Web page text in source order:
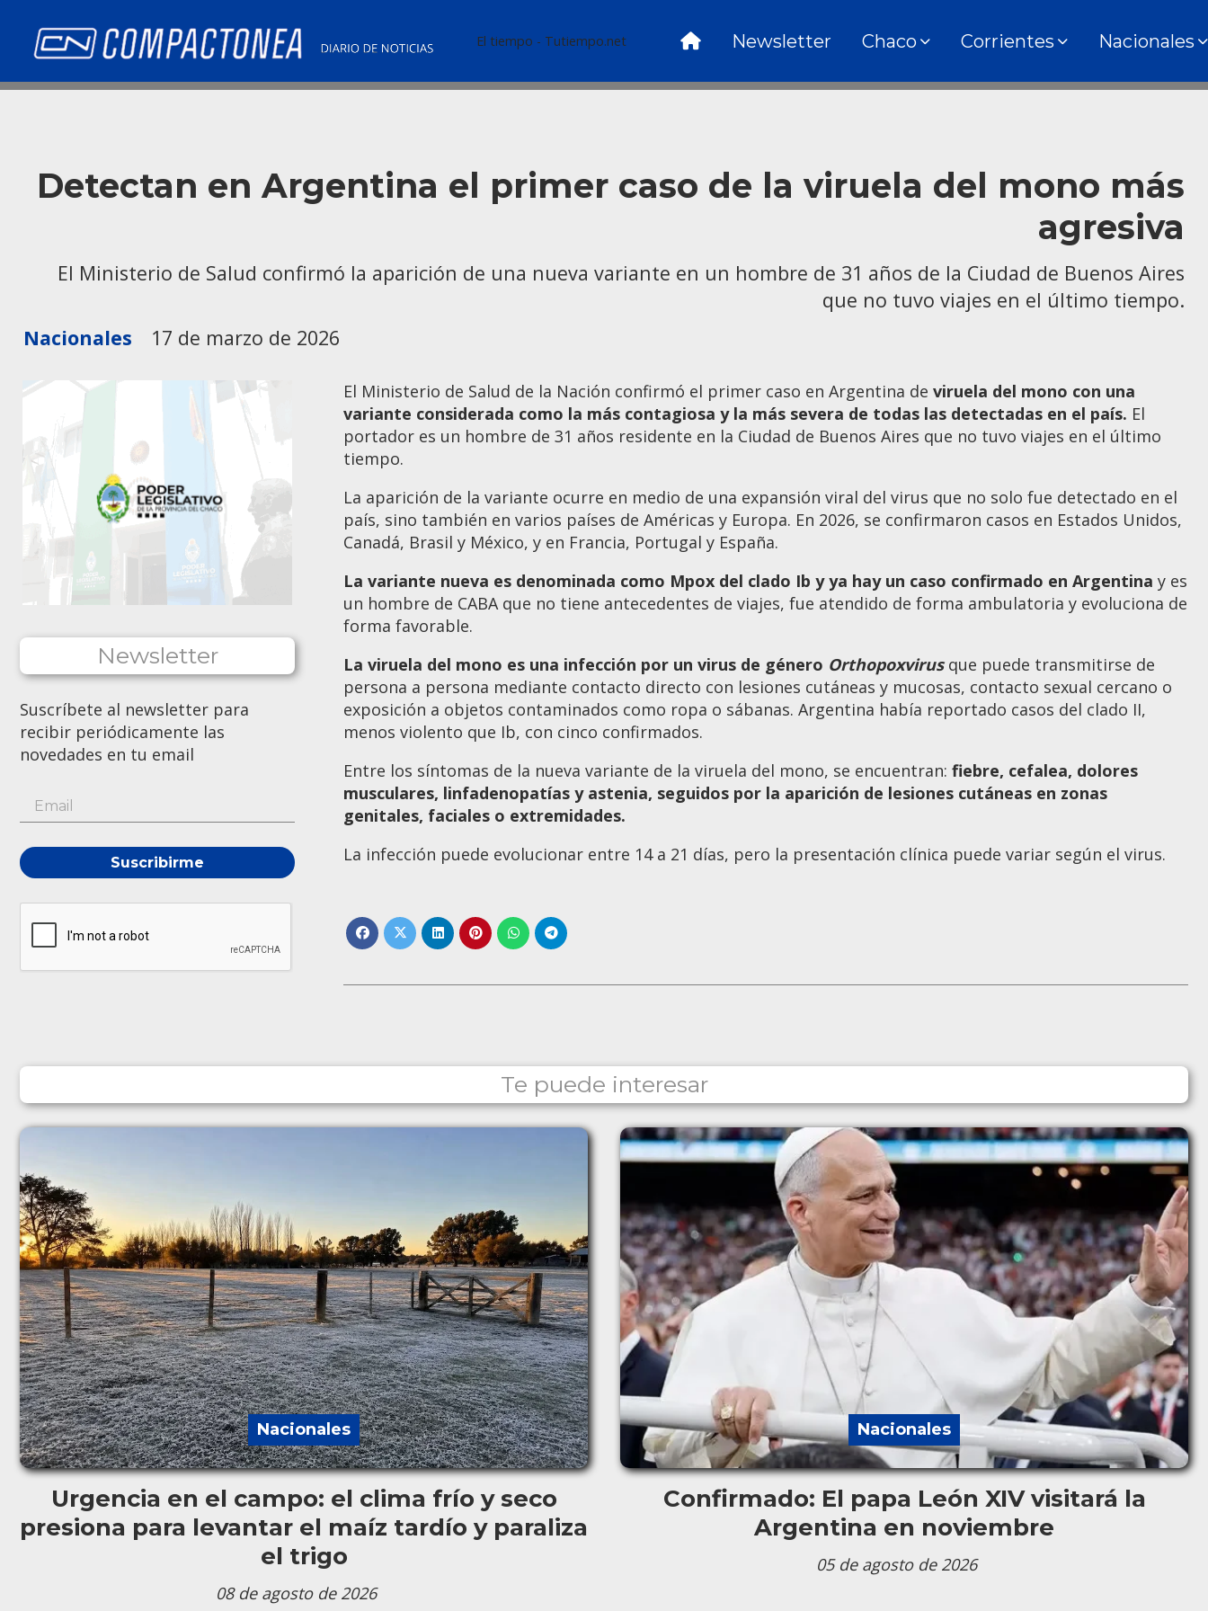
El tiempo - Tutiempo.net Newsletter Chaco Corrientes Nacionales
Detectan en Argentina el primer caso de la viruela del mono más
agresiva
El Ministerio de Salud confirmó la aparición de una nueva variante en un hombre de 31 años de la Ciudad de Buenos Aires
que no tuvo viajes en el último tiempo.
Nacionales
17 de marzo de 2026
El Ministerio de Salud de la Nación confirmó el primer caso en Argentina de viruela del mono con una
variante considerada como la más contagiosa y la más severa de todas las detectadas en el país. El
portador es un hombre de 31 años residente en la Ciudad de Buenos Aires que no tuvo viajes en el último
tiempo.
La aparición de la variante ocurre en medio de una expansión viral del virus que no solo fue detectado en el
país, sino también en varios países de Américas y Europa. En 2026, se confirmaron casos en Estados Unidos,
Canadá, Brasil y México, y en Francia, Portugal y España.
La variante nueva es denominada como Mpox del clado Ib y ya hay un caso confirmado en Argentina y es
un hombre de CABA que no tiene antecedentes de viajes, fue atendido de forma ambulatoria y evoluciona de
forma favorable.
La viruela del mono es una infección por un virus de género Orthopoxvirus que puede transmitirse de
persona a persona mediante contacto directo con lesiones cutáneas y mucosas, contacto sexual cercano o
exposición a objetos contaminados como ropa o sábanas. Argentina había reportado casos del clado II,
menos violento que Ib, con cinco confirmados.
Entre los síntomas de la nueva variante de la viruela del mono, se encuentran: fiebre, cefalea, dolores
musculares, linfadenopatías y astenia, seguidos por la aparición de lesiones cutáneas en zonas
genitales, faciales o extremidades.
La infección puede evolucionar entre 14 a 21 días, pero la presentación clínica puede variar según el virus.
Te puede interesar
Urgencia en el campo: el clima frío y seco
presiona para levantar el maíz tardío y paraliza
el trigo
Nacionales
08 de agosto de 2026
Confirmado: El papa León XIV visitará la
Argentina en noviembre
Nacionales
05 de agosto de 2026
Newsletter
Suscríbete al newsletter para
recibir periódicamente las
novedades en tu email
Suscribirme